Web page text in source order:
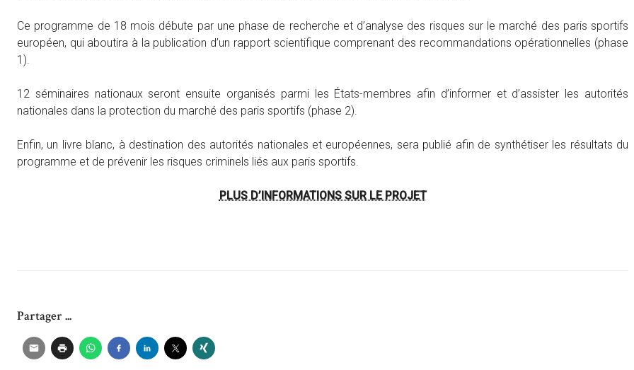
Ce programme de 18 mois débute par une phase de recherche et d’analyse des risques sur le marché des paris sportifs
européen, qui aboutira à la publication d’un rapport scientifique comprenant des recommandations opérationnelles (phase
1).
12 séminaires nationaux seront ensuite organisés parmi les États-membres afin d’informer et d’assister les autorités
nationales dans la protection du marché des paris sportifs (phase 2).
Enfin, un livre blanc, à destination des autorités nationales et européennes, sera publié afin de synthétiser les résultats du
programme et de prévenir les risques criminels liés aux paris sportifs.
PLUS D’INFORMATIONS SUR LE PROJET
Partager ...